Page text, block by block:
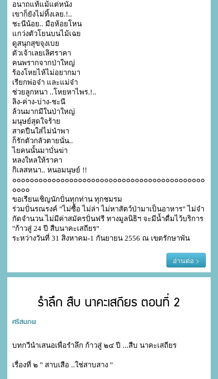
อนาถแท้แม้แต่หนัง
เขาก็ยังไม่ทิ้งเลย.!..
ชะนีน้อย.. มือห้อยโหน
แกว่งตัวโยนบนไม้เฉย
ดูสนุกสุขจุงเบย
ตัวเจ้าเลยเลิศราคา
คนพรากจากป่าใหญ่
ร้องโหยไห้ไม่อยากมา
เรียกพ่อจ๋า และแม่จ๋า
ช่วยลูกหนา ..โหยหาไพร.!..
ลิง-ค่าง-บ่าง-ชะนี
ล้วนมากมีในป่าใหญ่
มนุษย์สุดใจร้าย
สาดปืนใส่ไม่นำพา
ก็รักตัวกลัวตายนั่น..
ไยคนนั้นมาบั่นฆ่า
หลงใหลให้ราคา
กิเลสหนา.. หนอมนุษย์ !!
๐๐๐๐๐๐๐๐๐๐๐๐๐๐๐๐๐๐๐๐๐๐๐๐๐๐๐๐๐๐๐๐๐๐๐๐๐๐๐๐๐๐๐๐
๐๐๐๐
ขอเรียนเชิญนักปั่นทุกท่าน ทุกชมรม
ร่วมปั่นรณรงค์ "ไม่ซื้อ ไม่ล่า ไม่หาสัตว์ป่ามาเป็นอาหาร" ไม่จำ
กัดจำนวน ไม่มีค่าสมัครปั่นฟรี ทางมูลนิธิฯ จะมีน้ำดื่มไว้บริการ
"ก้าวสู่ 24 ปี สืบนาคะเสถียร"
ระหว่างวันที่ 31 สิงหาคม-1 กันยายน 2556 ณ เขตรักษาพัน
อ่านต่อ >
รำลึก สืบ นาคะเสถียร ตอนที่ 2
ศรีสมภพ
บทกวีนำเสนอเพื่อรำลึก ก้าวสู่ ๒๔ ปี ...สืบ นาคะเสถียร
เรื่องที่ ๒ " สาบเสือ ..ใช่สาบสาง "